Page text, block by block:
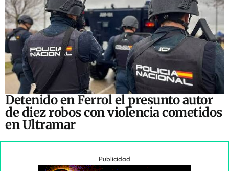
Detenido en Ferrol el presunto autor
de diez robos con violencia cometidos
en Ultramar
Publicidad